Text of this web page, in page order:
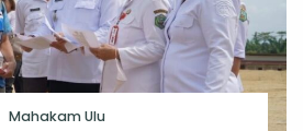
Mahakam Ulu